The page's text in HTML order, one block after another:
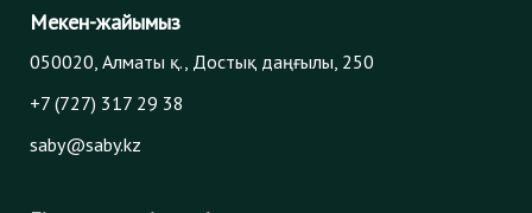
Мекен-жайымыз
050020, Алматы қ., Достық даңғылы, 250
+7 (727) 317 29 38
saby@saby.kz